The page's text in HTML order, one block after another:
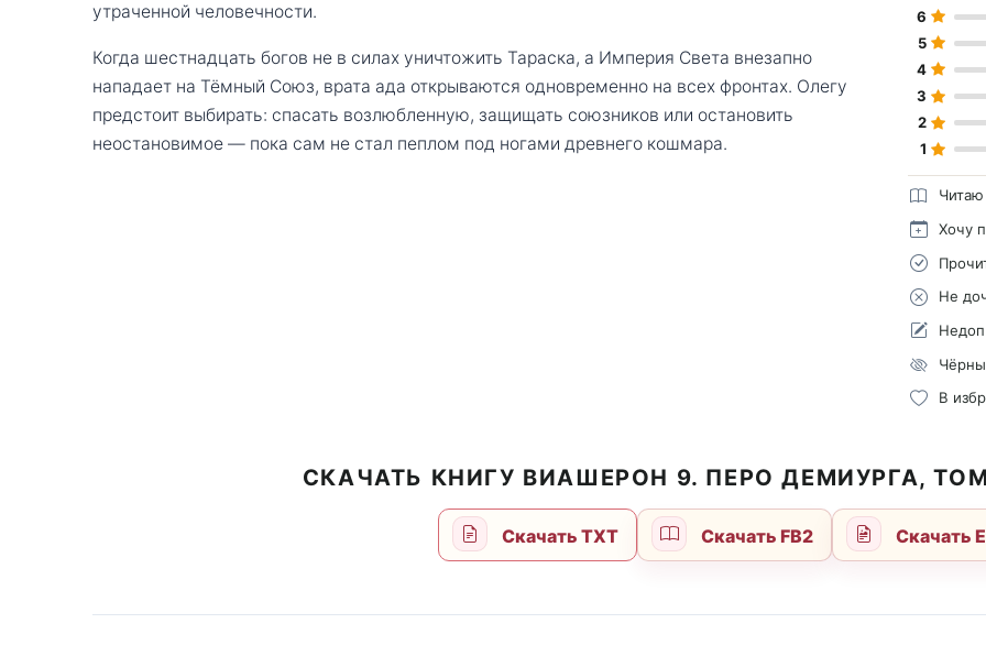
утраченной человечности.
Когда шестнадцать богов не в силах уничтожить Тараска, а Империя Света внезапно
нападает на Тёмный Союз, врата ада открываются одновременно на всех фронтах. Олегу
предстоит выбирать: спасать возлюбленную, защищать союзников или остановить
неостановимое — пока сам не стал пеплом под ногами древнего кошмара.
6
5
4
3
2
1
Читаю
Хочу
Не
В
СКАЧАТЬ КНИГУ ВИАШЕРОН 9. ПЕРО ДЕМИУРГА,
Скачать TXT Скачать FB2 Скачать